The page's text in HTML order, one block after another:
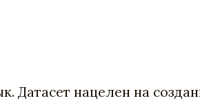
Датасет нацелен на